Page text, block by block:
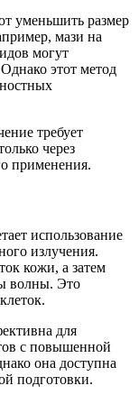
уменьшить размер
мази на
могут
этот метод
требует
через
применения.
использование
излучения.
кожи, а затем
волны. Это
для
с повышенной
она доступна
подготовки.